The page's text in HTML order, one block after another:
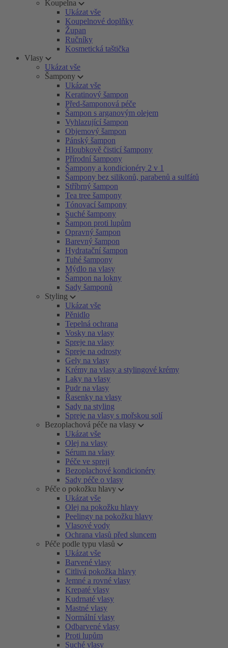
Koupelna
Ukázat vše
Koupelnové doplňky
Župan
Ručníky
Kosmetická taštička
Vlasy
Ukázat vše
Šampony
Ukázat vše
Keratinový šampon
Před-šamponová péče
Šampon s arganovým olejem
Vyhlazující šampon
Objemový šampon
Pánský šampon
Hloubkově čisticí šampony
Přírodní šampony
Šampony a kondicionéry 2 v 1
Šampony bez silikonů, parabenů a sulfátů
Stříbrný šampon
Tea tree šampony
Tónovací šampony
Suché šampony
Šampon proti lupům
Opravný šampon
Barevný šampon
Hydratační šampon
Tuhé šampony
Mýdlo na vlasy
Šampon na lokny
Sady šamponů
Styling
Ukázat vše
Pěnidlo
Tepelná ochrana
Vosky na vlasy
Spreje na vlasy
Spreje na odrosty
Gely na vlasy
Krémy na vlasy a stylingové krémy
Laky na vlasy
Pudr na vlasy
Řasenky na vlasy
Sady na styling
Spreje na vlasy s mořskou solí
Bezoplachová péče na vlasy
Ukázat vše
Olej na vlasy
Sérum na vlasy
Péče ve spreji
Bezoplachové kondicionéry
Sady péče o vlasy
Péče o pokožku hlavy
Ukázat vše
Olej na pokožku hlavy
Peelingy na pokožku hlavy
Vlasové vody
Ochrana vlasů před sluncem
Péče podle typu vlasů
Ukázat vše
Barvené vlasy
Citlivá pokožka hlavy
Jemné a rovné vlasy
Krepaté vlasy
Kudrnaté vlasy
Mastné vlasy
Normální vlasy
Odbarvené vlasy
Proti lupům
Suché vlasy